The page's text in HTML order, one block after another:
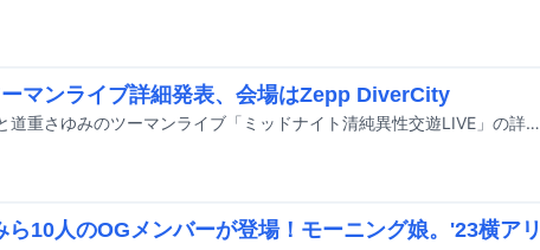
マンライブ詳細発表、会場はZepp DiverCity
2月3日に開催される大森靖子と道重さゆみのツーマンライブ「ミッドナイト清純異性交遊LIVE」の詳細が発表された。
10人のOGメンバーが登場！モーニング娘。'23横アリ